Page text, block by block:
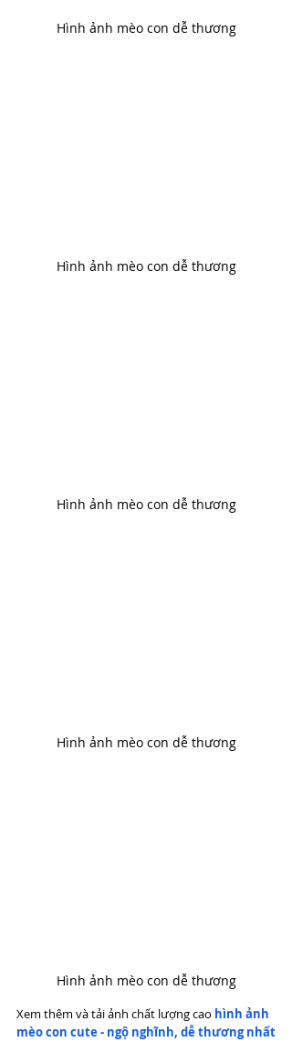
Hình ảnh mèo con dễ thương
Hình ảnh mèo con dễ thương
Hình ảnh mèo con dễ thương
Hình ảnh mèo con dễ thương
Hình ảnh mèo con dễ thương
Xem thêm và tải ảnh chất lượng cao hình ảnh
mèo con cute - ngộ nghĩnh, dễ thương nhất